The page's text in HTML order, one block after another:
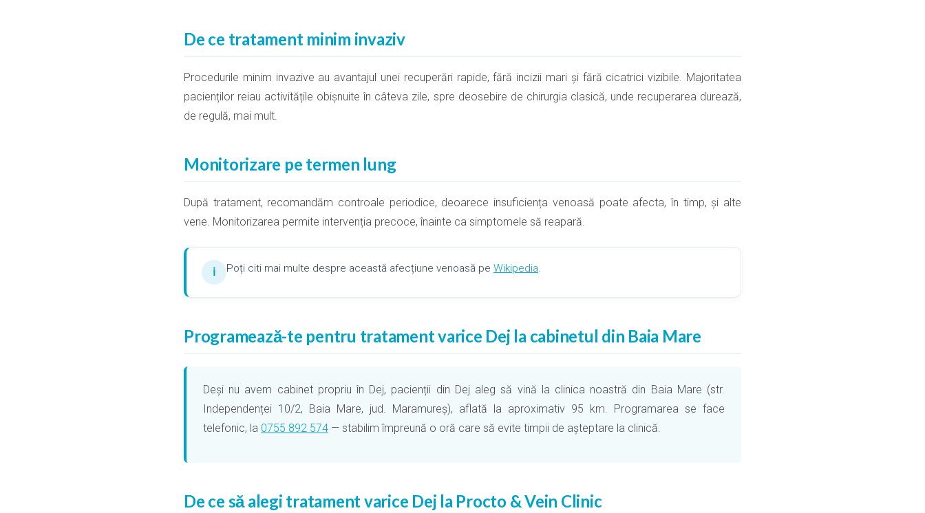
De ce tratament minim invaziv
Procedurile minim invazive au avantajul unei recuperări rapide, fără incizii mari și fără cicatrici vizibile. Majoritatea
pacienților reiau activitățile obișnuite în câteva zile, spre deosebire de chirurgia clasică, unde recuperarea durează,
de regulă, mai mult.
Monitorizare pe termen lung
După tratament, recomandăm controale periodice, deoarece insuficiența venoasă poate afecta, în timp, și alte
vene. Monitorizarea permite intervenția precoce, înainte ca simptomele să reapară.
ℹ Poți citi mai multe despre această afecțiune venoasă pe Wikipedia.
Programează-te pentru tratament varice Dej la cabinetul din Baia Mare
Deși nu avem cabinet propriu în Dej, pacienții din Dej aleg să vină la clinica noastră din Baia Mare (str.
Independenței 10/2, Baia Mare, jud. Maramureș), aflată la aproximativ 95 km. Programarea se face
telefonic, la 0755 892 574 — stabilim împreună o oră care să evite timpii de așteptare la clinică.
De ce să alegi tratament varice Dej la Procto & Vein Clinic